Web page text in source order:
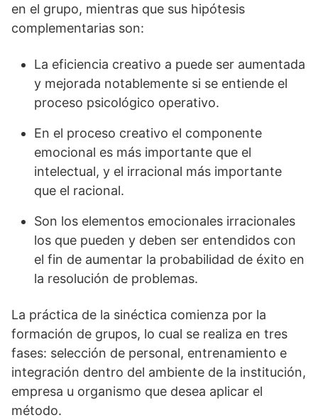
en el grupo, mientras que sus hipótesis
complementarias son:
La eficiencia creativo a puede ser aumentada
y mejorada notablemente si se entiende el
proceso psicológico operativo.
En el proceso creativo el componente
emocional es más importante que el
intelectual, y el irracional más importante
que el racional.
Son los elementos emocionales irracionales
los que pueden y deben ser entendidos con
el fin de aumentar la probabilidad de éxito en
la resolución de problemas.
La práctica de la sinéctica comienza por la
formación de grupos, lo cual se realiza en tres
fases: selección de personal, entrenamiento e
integración dentro del ambiente de la institución,
empresa u organismo que desea aplicar el
método.